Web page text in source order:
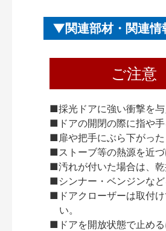
関連部材・関連情
ご注意
■採光ドアに強い衝撃を与
■ドアの開閉の際に指や手
■扉や把手にぶら下がった
■ストーブ等の熱源を近づ
■汚れが付いた場合は、乾
■シンナー・ベンジンな
■ドアクローザーは取付
い。
■ドアを開放状態で止め